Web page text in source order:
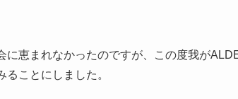
恵まれなかったのですが、この度我が
ことにしました。